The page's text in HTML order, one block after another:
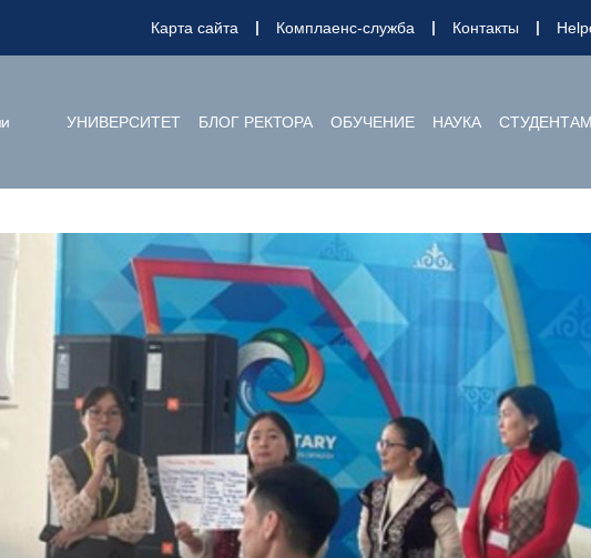
Карта сайта Комплаенс-служба Контакты
УНИВЕРСИТЕТ БЛОГ РЕКТОРА ОБУЧЕНИЕ НАУКА СТУДЕНТАМ